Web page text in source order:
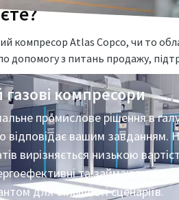
компресор Atlas Copco, чи то
допомогу з питань продажу,
газові компресори
промислове рішення в
відповідає вашим завданням.
вирізняється низькою
та займають
для більшості сценаріїв.